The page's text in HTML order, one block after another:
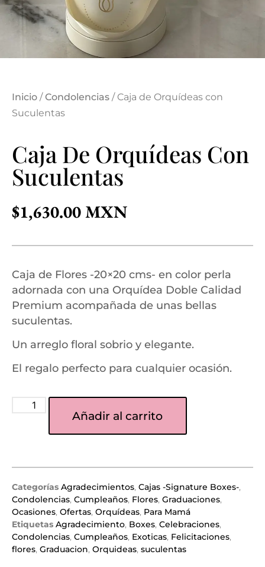
Inicio /Condolencias / Caja de Orquídeas con
Suculentas
Caja De Orquídeas Con
Suculentas
$1,630.00
Caja de Flores -20×20 cms- en color perla
adornada con una Orquídea Doble Calidad
Premium acompañada de unas bellas
suculentas.
Un arreglo floral sobrio y elegante.
El regalo perfecto para cualquier ocasión.
Añadir al carrito
Categorías Agradecimientos, Cajas -Signature Boxes-,
Condolencias, Cumpleaños, Flores, Graduaciones,
Ocasiones, Ofertas, Orquídeas, Para Mamá
Etiquetas Agradecimiento, Boxes, Celebraciones,
Condolencias, Cumpleaños, Exoticas, Felicitaciones,
flores, Graduacion, Orquideas, suculentas